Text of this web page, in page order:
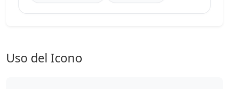
Uso del Icono